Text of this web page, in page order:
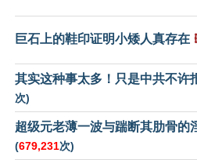
巨石上的鞋印证明小矮人真存在
其实这种事太多！只是中共不许
次)
超级元老薄一波与踹断其肋骨的
(679,231次)